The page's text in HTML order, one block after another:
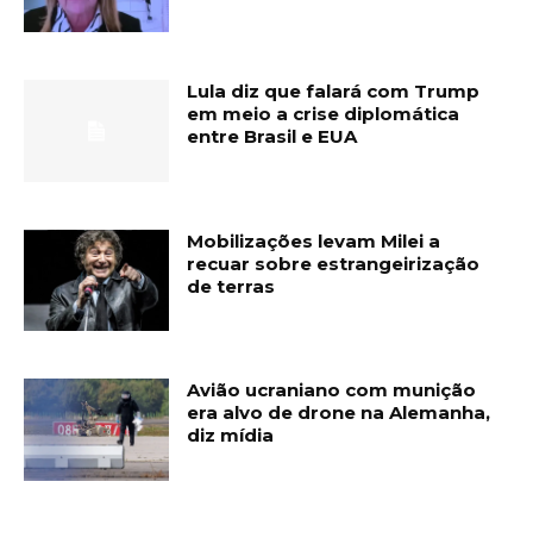
Lula diz que falará com Trump
em meio a crise diplomática
entre Brasil e EUA
Mobilizações levam Milei a
recuar sobre estrangeirização
de terras
Avião ucraniano com munição
era alvo de drone na Alemanha,
diz mídia